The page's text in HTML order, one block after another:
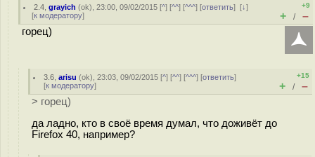
2.4 ,grayich (ok), 23:00, 09/02/2015 [^] [^^] [^^^] [ответить][↓]
[к модератору]
+9
+ / –
горец)
3.6 ,arisu (ok), 23:03, 09/02/2015 [^] [^^] [^^^] [ответить]
[к модератору]
+15
+ / –
> горец)
да ладно, кто в своё время думал, что доживёт до
Firefox 40, например?